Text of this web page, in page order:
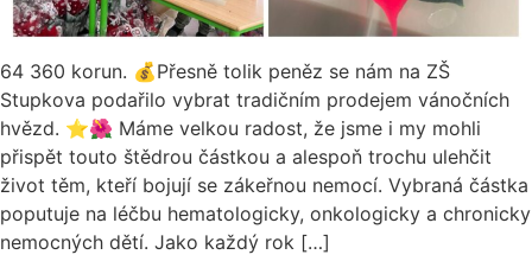
64 360 korun. 💰Přesně tolik peněz se nám na ZŠ
Stupkova podařilo vybrat tradičním prodejem vánočních
hvězd. ⭐🌺 Máme velkou radost, že jsme i my mohli
přispět touto štědrou částkou a alespoň trochu ulehčit
život těm, kteří bojují se zákeřnou nemocí. Vybraná částka
poputuje na léčbu hematologicky, onkologicky a chronicky
nemocných dětí. Jako každý rok […]